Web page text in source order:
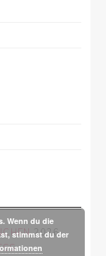
2026.
.
Wenn du die
stimmst du der